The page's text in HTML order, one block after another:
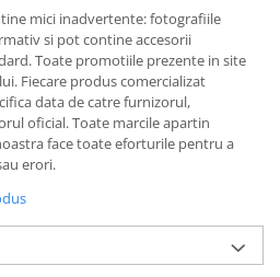
mici inadvertente: fotografiile
si pot contine accesorii
Toate promotiile prezente in site
Fiecare produs comercializat
data de catre furnizorul,
oficial. Toate marcile apartin
face toate eforturile pentru a
erori.